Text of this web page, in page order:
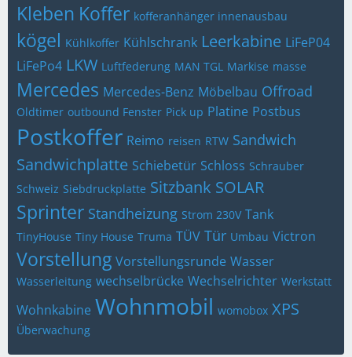
Kleben Koffer kofferanhänger innenausbau
kögel Kühlkoffer Kühlschrank Leerkabine LiFeP04
LiFePo4 LKW Luftfederung MAN TGL Markise masse
Mercedes Mercedes-Benz Möbelbau Offroad
Oldtimer outbound Fenster Pick up Platine Postbus
Postkoffer Reimo reisen RTW Sandwich
Sandwichplatte Schiebetür Schloss Schrauber
Schweiz Siebdruckplatte Sitzbank SOLAR
Sprinter Standheizung Strom 230V Tank
TinyHouse Tiny House Truma TÜV Tür Umbau Victron
Vorstellung Vorstellungsrunde Wasser
Wasserleitung wechselbrücke Wechselrichter Werkstatt
Wohnkabine Wohnmobil womobox XPS
Überwachung